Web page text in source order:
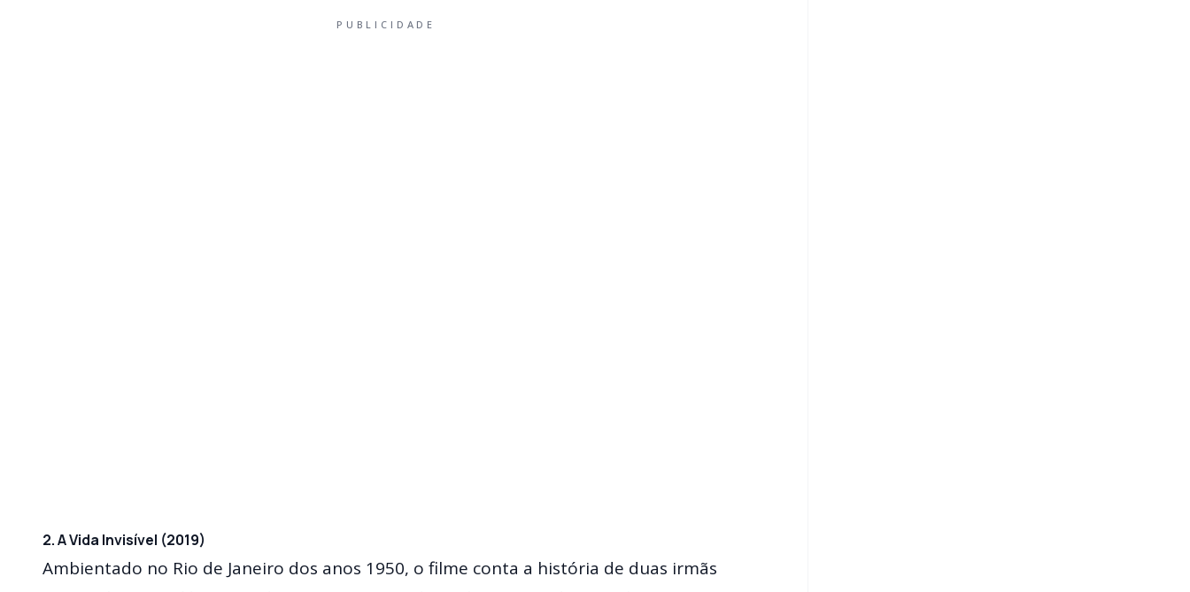
PUBLICIDADE
2. A Vida Invisível (2019)
Ambientado no Rio de Janeiro dos anos 1950, o filme conta a história de duas irmãs